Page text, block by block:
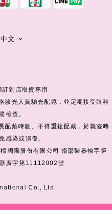
文
到店取貨專用
驗光人員驗光配鏡，並定期接受眼科
檢查。
配戴時數、不得重複配戴，於就寢時
感染或潰傷。
國際股份有限公司 衛部醫器輸字第
廣字第11112002號
Co., Ltd.